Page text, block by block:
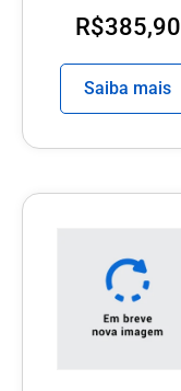
R$385,90
Saiba mais